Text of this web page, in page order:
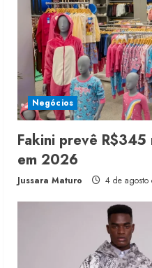
Negócios
Fakini prevê
em 2026
Jussara Maturo 4 de agosto